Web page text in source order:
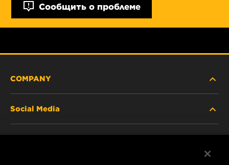
Сообщить о проблеме
COMPANY
Social Media